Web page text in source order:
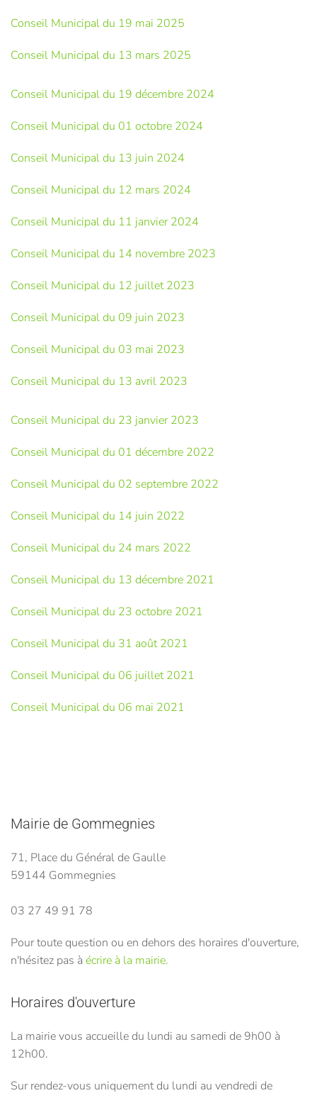
Conseil Municipal du 19 mai 2025
Conseil Municipal du 13 mars 2025
Conseil Municipal du 19 décembre 2024
Conseil Municipal du 01 octobre 2024
Conseil Municipal du 13 juin 2024
Conseil Municipal du 12 mars 2024
Conseil Municipal du 11 janvier 2024
Conseil Municipal du 14 novembre 2023
Conseil Municipal du 12 juillet 2023
Conseil Municipal du 09 juin 2023
Conseil Municipal du 03 mai 2023
Conseil Municipal du 13 avril 2023
Conseil Municipal du 23 janvier 2023
Conseil Municipal du 01 décembre 2022
Conseil Municipal du 02 septembre 2022
Conseil Municipal du 14 juin 2022
Conseil Municipal du 24 mars 2022
Conseil Municipal du 13 décembre 2021
Conseil Municipal du 23 octobre 2021
Conseil Municipal du 31 août 2021
Conseil Municipal du 06 juillet 2021
Conseil Municipal du 06 mai 2021
Mairie de Gommegnies
71, Place du Général de Gaulle
59144 Gommegnies
03 27 49 91 78
Pour toute question ou en dehors des horaires d'ouverture,
n'hésitez pas à écrire à la mairie.
Horaires d'ouverture
La mairie vous accueille du lundi au samedi de 9h00 à
12h00.
Sur rendez-vous uniquement du lundi au vendredi de